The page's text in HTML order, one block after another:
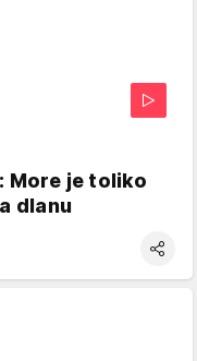
More je toliko
dlanu